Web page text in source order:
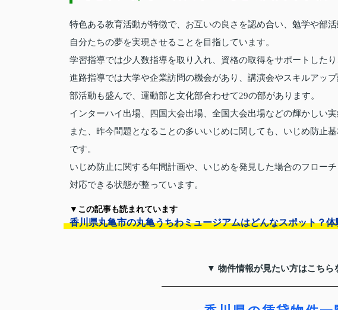
特色ある教育活動が特徴で、お互いの良さを認め合い、勉学や部
自分たちの夢を実現させることを目指しています。
学習指導では少人数指導を取り入れ、資格の取得をサポートした
進路指導では大学や企業訪問の機会があり、講演会やスキルアップ
部活動も盛んで、運動部と文化部合わせて29の部があります。
インターハイ出場、四国大会出場、全国大会出場などの輝かしい実
また、昨今問題となることの多いいじめに関しても、いじめ防止
です。
いじめ防止に関する年間計画や、いじめを発見した場合のフロー
対応できる状態が整っています。
▼この記事も読まれています
香川県丸亀市の丸亀うちわミュージアムはどんなスポット？
▼ 物件情報が見たい方はこちら